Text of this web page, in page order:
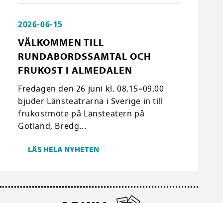
2026-06-15
VÄLKOMMEN TILL
RUNDABORDSSAMTAL OCH
FRUKOST I ALMEDALEN
Fredagen den 26 juni kl. 08.15–09.00
bjuder Länsteatrarna i Sverige in till
frukostmöte på Länsteatern på
Gotland, Bredg...
LÄS HELA NYHETEN